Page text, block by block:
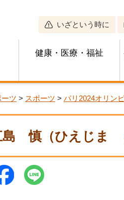
いざという時に
健康・医療・福祉
ツ > スポーツ > パリ2024オリン
島 慎（ひえじま